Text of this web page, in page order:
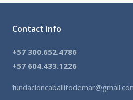
Contact Info
+57 300.652.4786
+57 604.433.1226